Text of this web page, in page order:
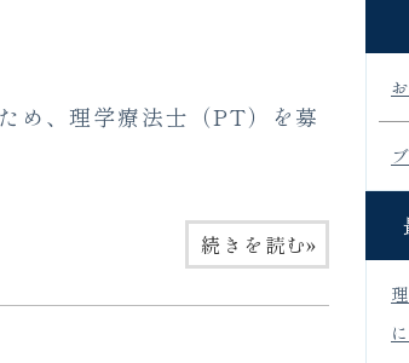
め、理学療法士（PT）を募
続きを読む»